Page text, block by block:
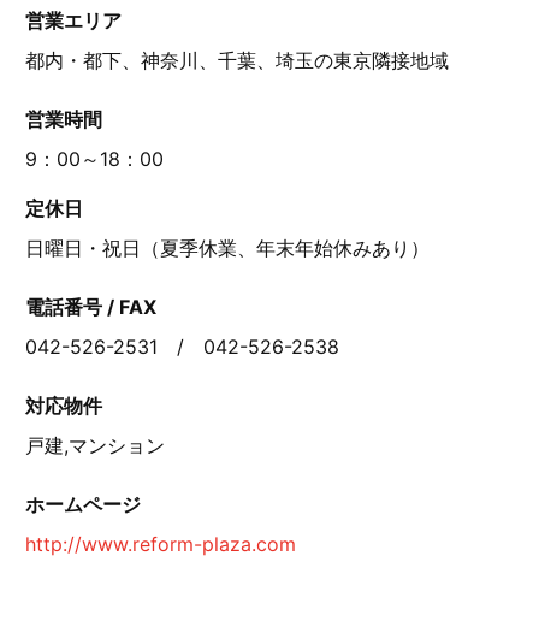
営業エリア
都内・都下、神奈川、千葉、埼玉の東京隣接地域
営業時間
9：00～18：00
定休日
日曜日・祝日（夏季休業、年末年始休みあり）
電話番号 / FAX
042-526-2531 / 042-526-2538
対応物件
戸建,マンション
ホームページ
http://www.reform-plaza.com